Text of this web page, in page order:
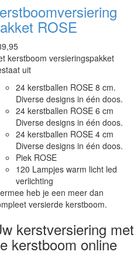
ROSE
kerstboom versieringspakket
uit
24 kerstballen ROSE 8 cm.
Diverse designs in één doos.
24 kerstballen ROSE 6 cm
Diverse designs in één doos.
24 kerstballen ROSE 4 cm
Diverse designs in één doos.
Piek ROSE
120 Lampjes warm licht led
verlichting
heb je een meer dan
versierde kerstboom.
kerstversiering met
kerstboom online